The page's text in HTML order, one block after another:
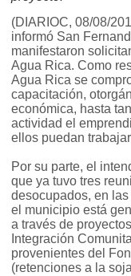
(DIARIOC, 08/08/
informó San
manifestaron
Agua Rica. Como
Agua Rica se
capacitación,
económica, hasta
actividad el
ellos puedan
Por su parte, el
que ya tuvo tres
desocupados, en
el municipio está
a través de
Integración
provenientes del
(retenciones a la